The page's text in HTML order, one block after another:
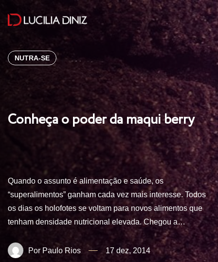
NUTRA-SE
Conheça o poder da maqui berry
Quando o assunto é alimentação e saúde, os
“superalimentos” ganham cada vez mais interesse. Todos
os dias os holofotes se voltam para novos alimentos que
tenham densidade nutricional elevada. Chegou a…
Paulo Rios 17 dez, 2014